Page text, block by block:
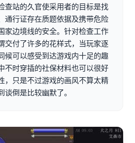
查站的久官使采用者的目标是找
通行证存在质题依据及携带危险
家边境线的安全。针对检查工作
交付了许多的花样式，当玩家逐
候可以感受到达游戏内十足的趣
不时穿插的社保材料也可以很好
，只是不过游戏的画风不算太精
倒是比较幽默了。